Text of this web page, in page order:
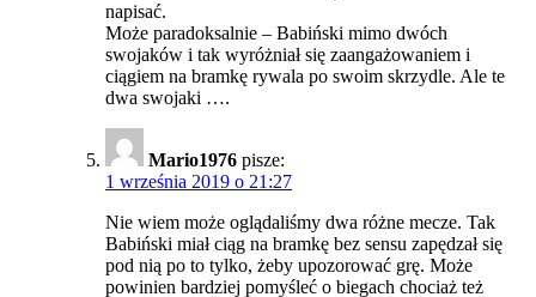
napisać.
Może paradoksalnie – Babiński mimo dwóch
swojaków i tak wyróżniał się zaangażowaniem i
ciągiem na bramkę rywala po swoim skrzydle. Ale te
dwa swojaki ….
Mario1976 pisze:
1 września 2019 o 21:27
Nie wiem może oglądaliśmy dwa różne mecze. Tak
Babiński miał ciąg na bramkę bez sensu zapędzał się
pod nią po to tylko, żeby upozorować grę. Może
powinien bardziej pomyśleć o biegach chociaż też